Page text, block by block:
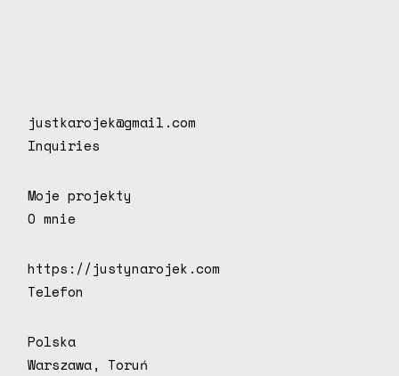
justkarojek@gmail.com
Inquiries
Moje projekty
O mnie
https://justynarojek.com
Telefon
Polska
Warszawa, Toruń